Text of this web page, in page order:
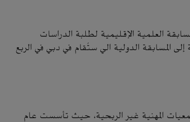
العلمية الإقليمية لطلبة الدراسات
المسابقة الدولية الي ستُقام في دبي في الربع
المهنية غير الربحية، حيث تأسست عام